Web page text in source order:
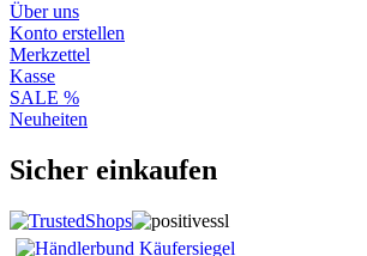
Über uns
Konto erstellen
Merkzettel
Kasse
SALE %
Neuheiten
Sicher einkaufen